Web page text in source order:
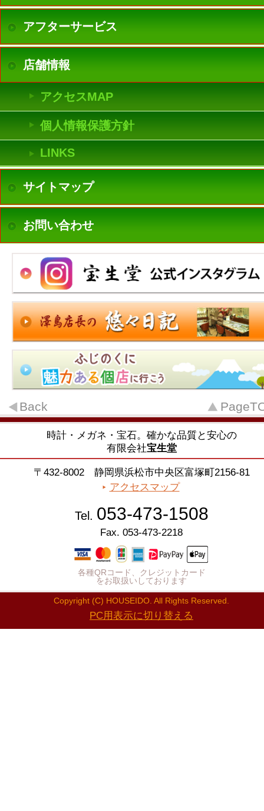
アフターサービス
店舗情報
アクセスMAP
個人情報保護方針
LINKS
サイトマップ
お問い合わせ
Back
時計・メガネ・宝石。確かな品質と安心の
有限会社宝生堂
〒432-8002 静岡県浜松市中央区富塚町2156-81
アクセスマップ
Tel. 053-473-1508
Fax. 053-473-2218
各種QRコード、クレジットカード
をお取扱いしております
Copyright (C) HOUSEIDO. All Rights Reserved.
PC用表示に切り替える